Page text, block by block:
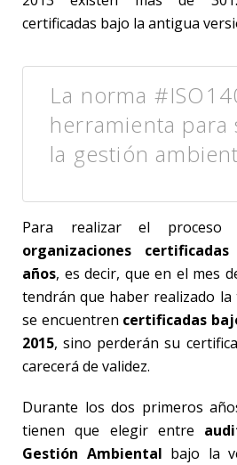
certificadas bajo la antigua
La norma
herramienta para
la gestión
Para realizar el proceso
organizaciones
años, es decir, que en el mes
tendrán que haber realizado
se encuentren certificadas
2015, sino perderán su
carecerá de validez.
Durante los dos primeros
tienen que elegir entre
Gestión Ambiental bajo la